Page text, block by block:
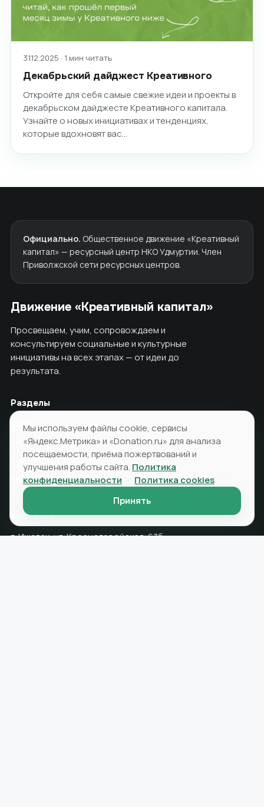
31.12.2025 · 1 мин читать
Декабрьский дайджест Креативного
Откройте для себя самые свежие идеи и проекты в
декабрьском дайджесте Креативного капитала.
Узнайте о новых инициативах и тенденциях,
которые вдохновят вас…
Официально. Общественное движение «Креативный
капитал» — ресурсный центр НКО Удмуртии. Член
Приволжской сети ресурсных центров.
Движение «Креативный капитал»
Просвещаем, учим, сопровождаем и
консультируем социальные и культурные
инициативы на всех этапах — от идеи до
результата.
Разделы
Услуги
Курсы
О движении
Как помочь
Контакты
г. Ижевск, ул. Красногеройская, 63б
Мы используем файлы cookie, сервисы
«Яндекс.Метрика» и «Donation.ru» для анализа
посещаемости, приёма пожертвований и
улучшения работы сайта. Политика
конфиденциальности · Политика cookies
Принять